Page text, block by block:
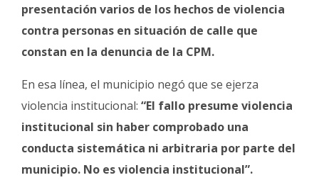
presentación varios de los hechos de violencia
contra personas en situación de calle que
constan en la denuncia de la CPM.
En esa línea, el municipio negó que se ejerza
violencia institucional: “El fallo presume violencia
institucional sin haber comprobado una
conducta sistemática ni arbitraria por parte del
municipio. No es violencia institucional”.